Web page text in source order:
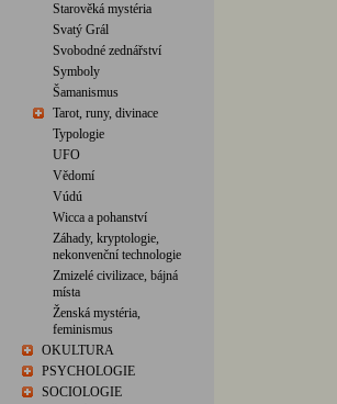
Starověká mystéria
Svatý Grál
Svobodné zednářství
Symboly
Šamanismus
Tarot, runy, divinace
Typologie
UFO
Vědomí
Vúdú
Wicca a pohanství
Záhady, kryptologie,
nekonvenční technologie
Zmizelé civilizace, bájná
místa
Ženská mystéria,
feminismus
OKULTURA
PSYCHOLOGIE
SOCIOLOGIE